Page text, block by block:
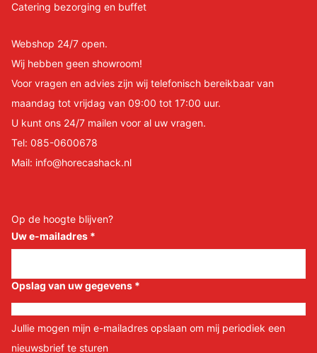
Catering bezorging en buffet
Webshop 24/7 open.
Wij hebben geen showroom!
Voor vragen en advies zijn wij telefonisch bereikbaar van
maandag tot vrijdag van 09:00 tot 17:00 uur.
U kunt ons 24/7 mailen voor al uw vragen.
Tel: 085-0600678
Mail: info@horecashack.nl
Op de hoogte blijven?
Uw e-mailadres *
Opslag van uw gegevens *
Jullie mogen mijn e-mailadres opslaan om mij periodiek een
nieuwsbrief te sturen